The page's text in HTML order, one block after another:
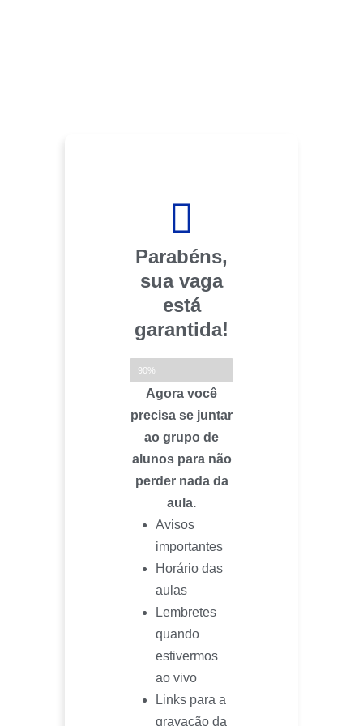
Parabéns,
sua vaga
está
garantida!
Falta só mais um passo
90%
Agora você
precisa se juntar
ao grupo de
alunos para não
perder nada da
aula.
Avisos
importantes
Horário das
aulas
Lembretes
quando
estivermos
ao vivo
Links para a
gravação da